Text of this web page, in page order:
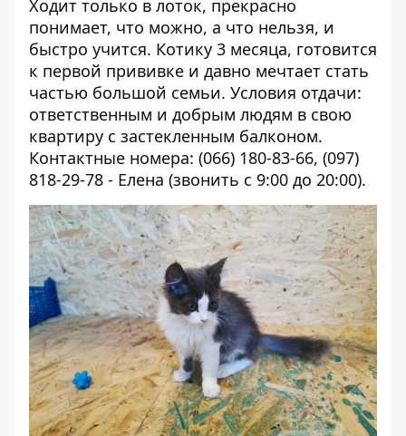
Ходит только в лоток, прекрасно
понимает, что можно, а что нельзя, и
быстро учится. Котику 3 месяца, готовится
к первой прививке и давно мечтает стать
частью большой семьи. Условия отдачи:
ответственным и добрым людям в свою
квартиру с застекленным балконом.
Контактные номера: (066) 180-83-66, (097)
818-29-78 - Елена (звонить с 9:00 до 20:00).